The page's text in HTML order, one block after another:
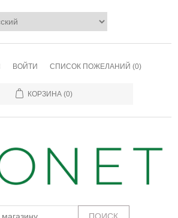
ВОЙТИ СПИСОК ПОЖЕЛАНИЙ (0)
КОРЗИНА (0)